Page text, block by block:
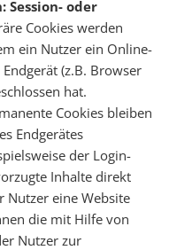
Session- oder
Cookies werden
ein Nutzer ein Online-
(z.B. Browser
hat.
Cookies bleiben
Endgerätes
der Login-
Inhalte direkt
Nutzer eine Website
die mit Hilfe von
Nutzer zur